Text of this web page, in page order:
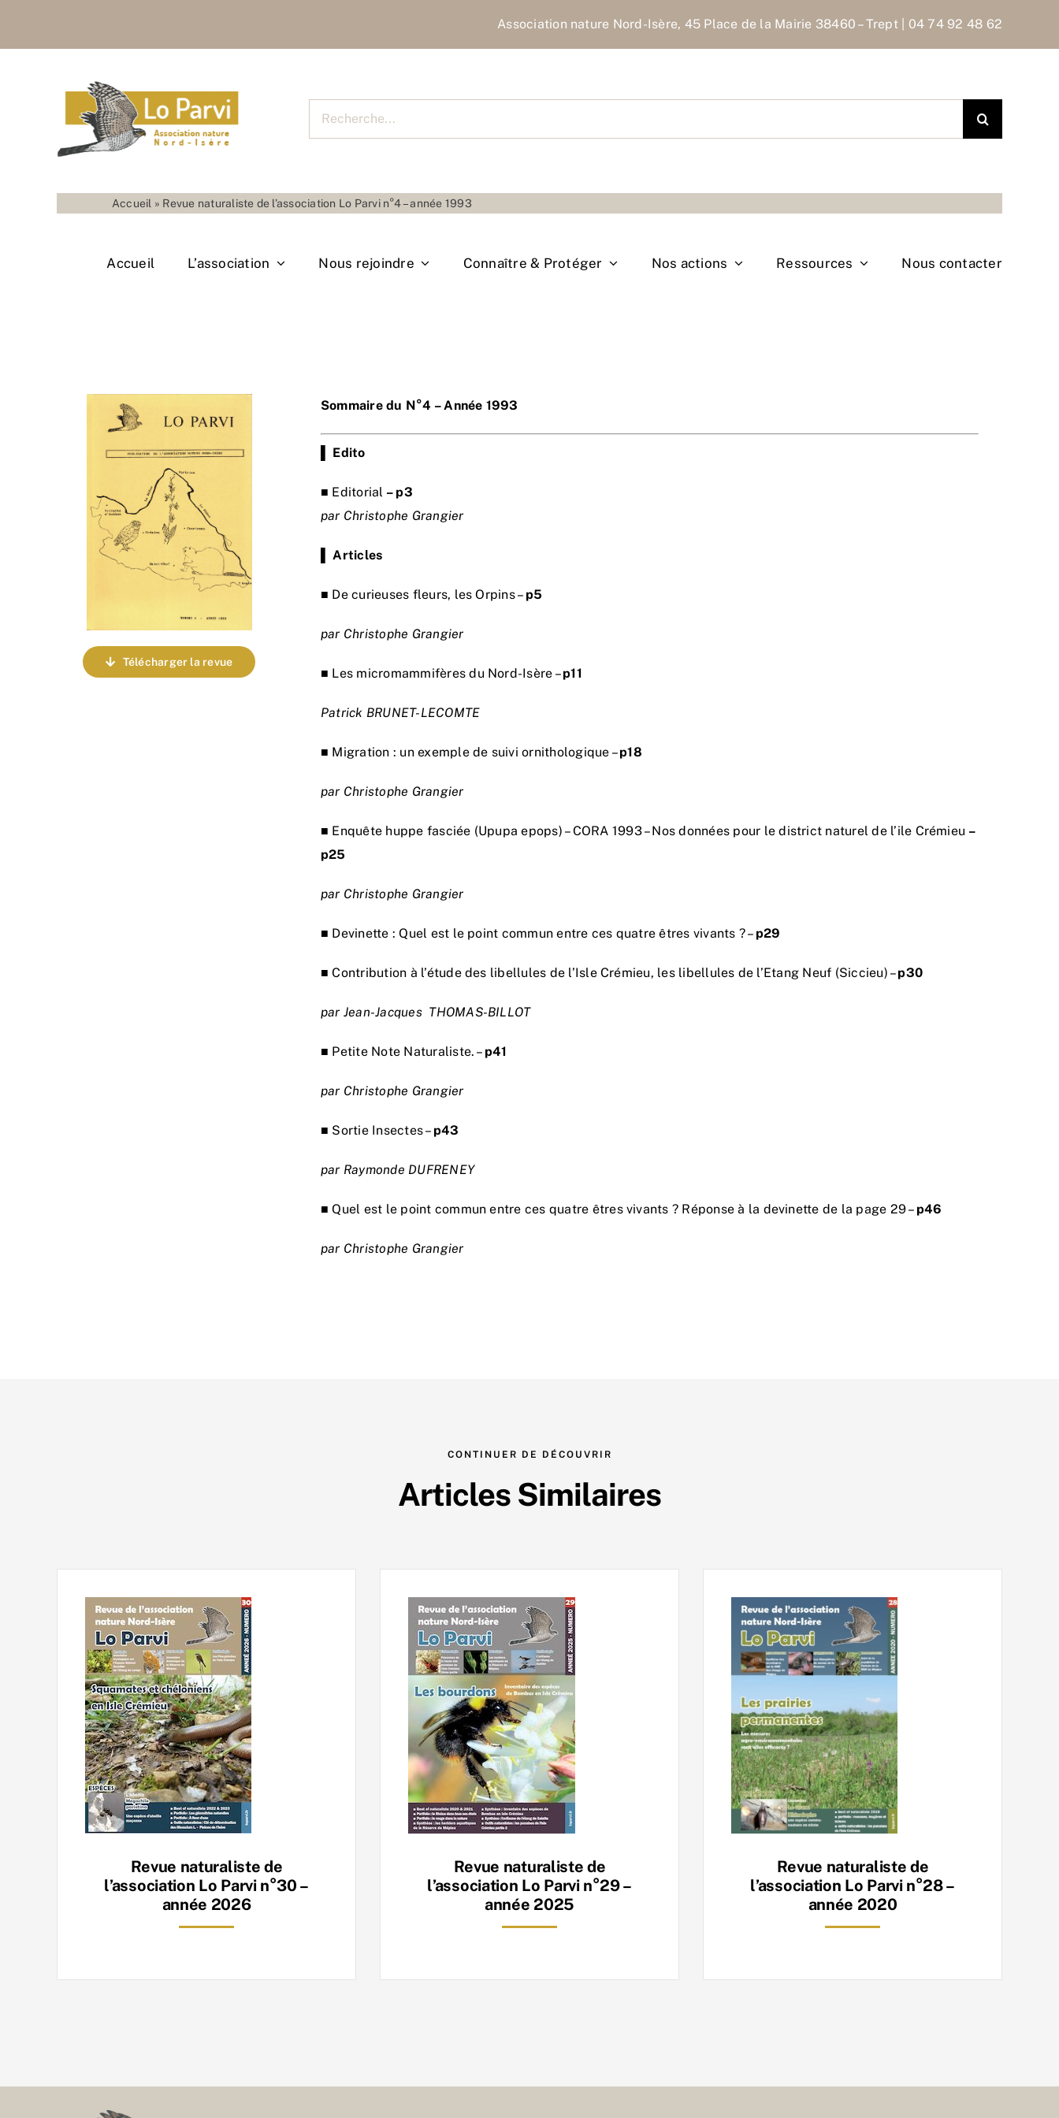
Association nature Nord-Isère, 45 Place de la Mairie 38460 – Trept | 04 74 92 48 62
Rechercher
Accueil » Revue naturaliste de l’association Lo Parvi n°4 – année 1993
Accueil L’association Nous rejoindre Connaître & Protéger Nos actions Ressources Nous contacter
Télécharger la revue
Sommaire du N°4 – Année 1993
Edito
■ Editorial – p3
par Christophe Grangier
Articles
■ De curieuses fleurs, les Orpins – p5
par Christophe Grangier
■ Les micromammifères du Nord-Isère –p11
Patrick BRUNET-LECOMTE
■ Migration : un exemple de suivi ornithologique –p18
par Christophe Grangier
■ Enquête huppe fasciée (Upupa epops) – CORA 1993 – Nos données pour le district naturel de l’ile Crémieu –
p25
par Christophe Grangier
■ Devinette : Quel est le point commun entre ces quatre êtres vivants ? – p29
■ Contribution à l’étude des libellules de l’Isle Crémieu, les libellules de l’Etang Neuf (Siccieu) –p30
par Jean-Jacques THOMAS-BILLOT
■ Petite Note Naturaliste. – p41
par Christophe Grangier
■ Sortie Insectes – p43
par Raymonde DUFRENEY
■ Quel est le point commun entre ces quatre êtres vivants ? Réponse à la devinette de la page 29 – p46
par Christophe Grangier
CONTINUER DE DÉCOUVRIR
Articles Similaires
Revue naturaliste de
l’association Lo Parvi n°30 –
année 2026
Revue naturaliste de
l’association Lo Parvi n°29 –
année 2025
Revue naturaliste de
l’association Lo Parvi n°28 –
année 2020